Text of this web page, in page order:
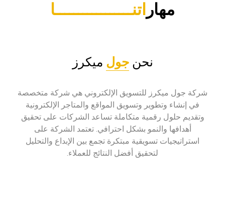
مهار اتنـــــــــــــــــا
نحن جول ميكرز
شركة جول ميكرز للتسويق الإلكتروني هي شركة متخصصة
في إنشاء وتطوير وتسويق المواقع والمتاجر الإلكترونية
وتقديم حلول رقمية متكاملة تساعد الشركات على تحقيق
أهدافها والنمو بشكل احترافي. تعتمد الشركة على
استراتيجيات تسويقية مبتكرة تجمع بين الإبداع والتحليل
لتحقيق أفضل النتائج للعملاء.